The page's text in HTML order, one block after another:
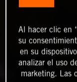
Al hacer clic en
su
en su
analizar el uso
marketing. Las